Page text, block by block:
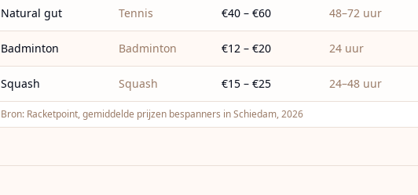
Natural gut Tennis €40 – €60 48–72 uur
Badminton Badminton €12 – €20 24 uur
Squash Squash €15 – €25 24–48 uur
Bron: Racketpoint, gemiddelde prijzen bespanners in Schiedam, 2026